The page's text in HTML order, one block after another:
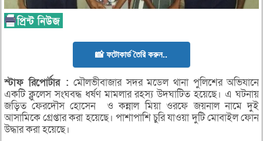
📸 ফটোকার্ড তৈরি করুন..
স্টাফরিপোর্টার : মৌলভীবাজার সদর মডেল থানা পুলিশের অভিযানে
একটি ক্লুলেস সংঘবদ্ধ ধর্ষণ মামলার রহস্য উদঘাটিত হয়েছে। এ ঘটনায়
জড়িত ফেরদৌস হোসেন ও কন্নাল মিয়া ওরফে জয়নাল নামে দুই
আসামিকে গ্রেপ্তার করা হয়েছে। পাশাপাশি চুরি যাওয়া দুটি মোবাইল ফোন
উদ্ধার করা হয়েছে।